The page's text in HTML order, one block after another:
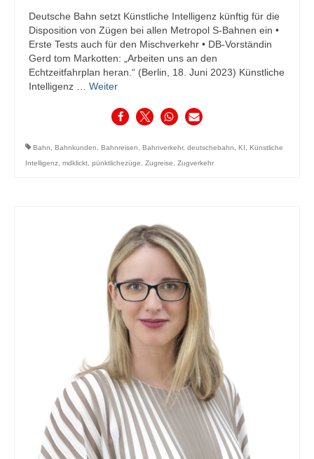
Deutsche Bahn setzt Künstliche Intelligenz künftig für die
Disposition von Zügen bei allen Metropol S-Bahnen ein •
Erste Tests auch für den Mischverkehr • DB-Vorständin
Gerd tom Markotten: „Arbeiten uns an den
Echtzeitfahrplan heran.“ (Berlin, 18. Juni 2023) Künstliche
Intelligenz … Weiter
Bahn Bahnkunden Bahnreisen Bahnverkehr, deutschebahn KI
Künstliche
Intelligenz mdklickt pünktlichezüge Zugreise Zugverkehr